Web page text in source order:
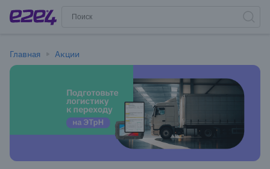
Главная Акции